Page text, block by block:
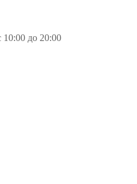
до 20:00